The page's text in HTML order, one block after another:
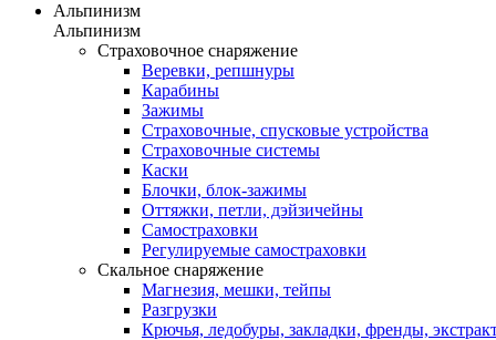
Альпинизм
Альпинизм
Страховочное снаряжение
Веревки, репшнуры
Карабины
Зажимы
Страховочные, спусковые устройства
Страховочные системы
Каски
Блочки, блок-зажимы
Оттяжки, петли, дэйзичейны
Самостраховки
Регулируемые самостраховки
Скальное снаряжение
Магнезия, мешки, тейпы
Разгрузки
Крючья, ледобуры, закладки, френды,